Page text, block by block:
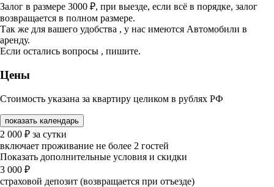
Залог в размере 3000 ₽, при выезде, если всё в порядке, залог
возвращается в полном размере.
Так же для вашего удобства , у нас имеются Автомобили в
аренду.
Если остались вопросы , пишите.
Цены
Стоимость указана за квартиру целиком в рублях РФ
показать календарь
2 000 ₽ за сутки
включает проживание не более 2 гостей
Показать дополнительные условия и скидки
3 000 ₽
страховой депозит (возвращается при отъезде)